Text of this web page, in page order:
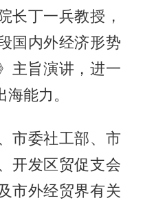
长丁一兵教授，
国内外经济形势
主旨演讲，进一
能力。
委社工部、市
开发区贸促支会
市外经贸界有关